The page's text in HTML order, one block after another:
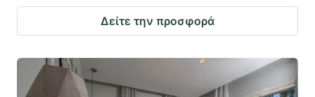
Δείτε την προσφορά